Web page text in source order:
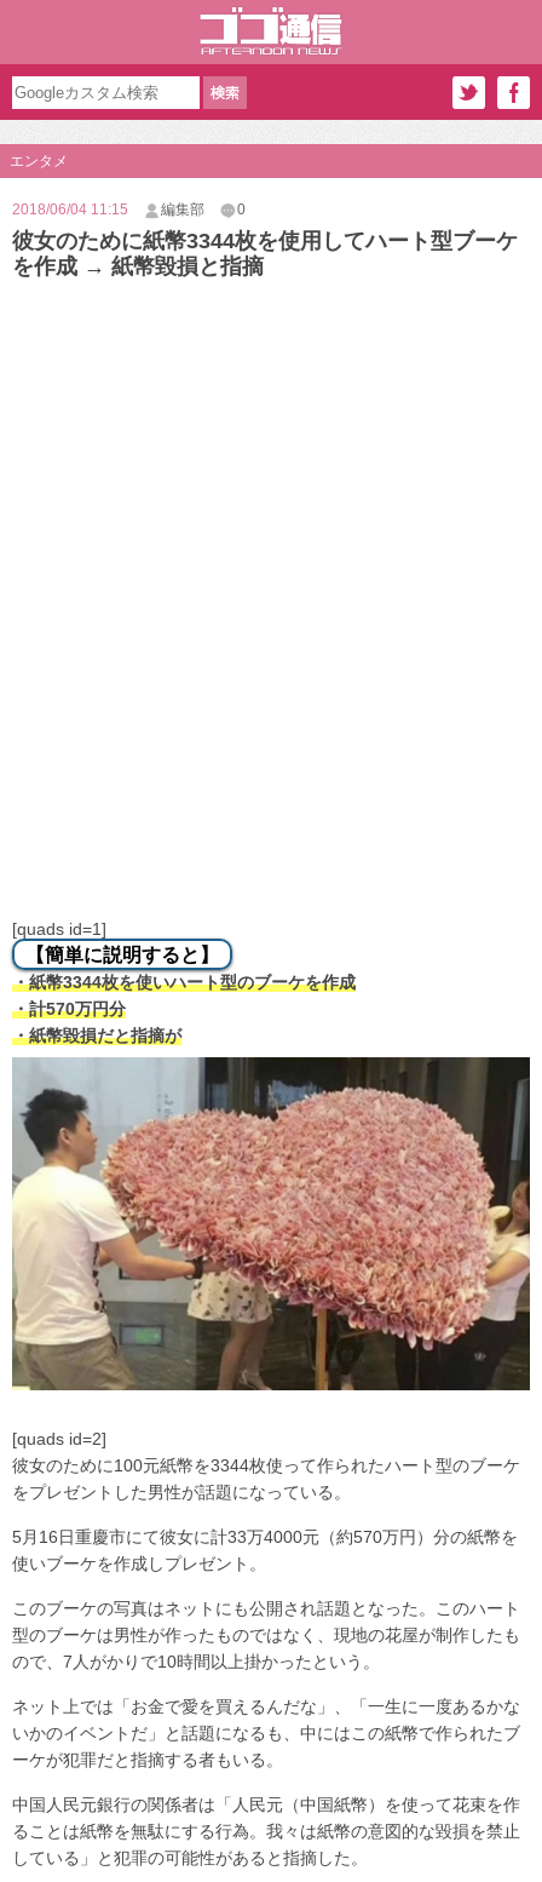
エンタメ
2018/06/04 11:15 編集部 0
彼女のために紙幣3344枚を使用してハート型ブーケ
を作成 → 紙幣毀損と指摘
[quads id=1]
【簡単に説明すると】
・紙幣3344枚を使いハート型のブーケを作成
・計570万円分
・紙幣毀損だと指摘が
[quads id=2]
彼女のために100元紙幣を3344枚使って作られたハート型のブーケ
をプレゼントした男性が話題になっている。
5月16日重慶市にて彼女に計33万4000元（約570万円）分の紙幣を
使いブーケを作成しプレゼント。
このブーケの写真はネットにも公開され話題となった。このハート
型のブーケは男性が作ったものではなく、現地の花屋が制作したも
ので、7人がかりで10時間以上掛かったという。
ネット上では「お金で愛を買えるんだな」、「一生に一度あるかな
いかのイベントだ」と話題になるも、中にはこの紙幣で作られたブ
ーケが犯罪だと指摘する者もいる。
中国人民元銀行の関係者は「人民元（中国紙幣）を使って花束を作
ることは紙幣を無駄にする行為。我々は紙幣の意図的な毀損を禁止
している」と犯罪の可能性があると指摘した。